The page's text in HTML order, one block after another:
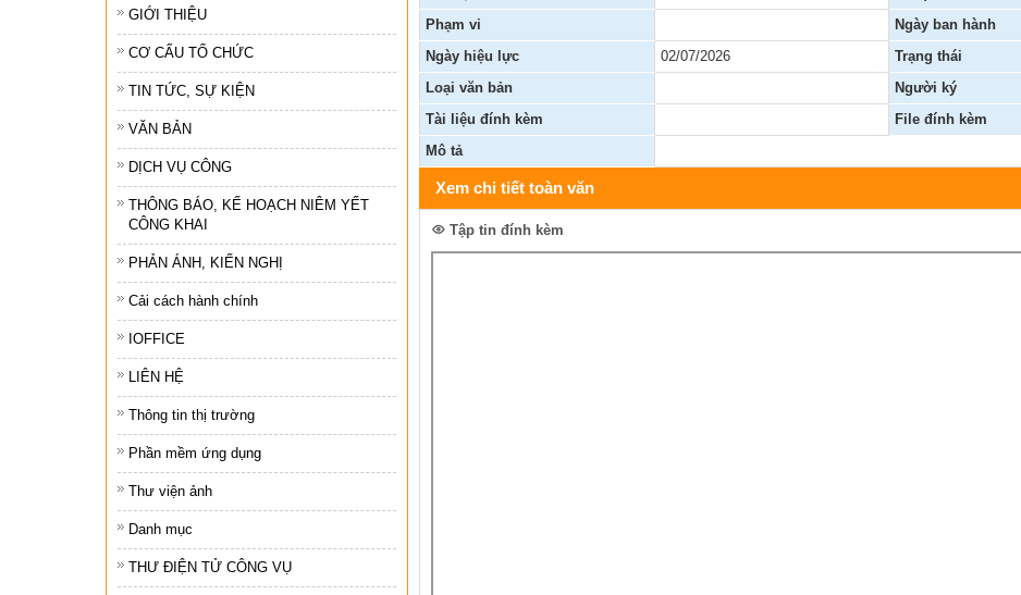
Tổ chức khác
Đảng ủy xã
Ủy ban kiểm tra Đảng ủy
Ban xây dựng đảng
Chiến lược, kế hoạch, quy hoạch
Chương trình công tác, giấy mời
Đảng ủy xã
Chứng khoán
Phạm vi
Ngày ban hành
Ngày hiệu lực
02/07/2026 Trạng thái
Loại văn bản
Người ký
Tài liệu đính kèm
File đính kèm
Mô tả
Xem chi tiết toàn văn
Tập tin đính kèm
GIỚI THIỆU
CƠ CẤU TỔ CHỨC
TIN TỨC, SỰ KIỆN
VĂN BẢN
DỊCH VỤ CÔNG
THÔNG BÁO, KẾ HOẠCH NIÊM YẾT
CÔNG KHAI
PHẢN ÁNH, KIẾN NGHỊ
Cải cách hành chính
IOFFICE
LIÊN HỆ
Thông tin thị trường
Phần mềm ứng dụng
Thư viện ảnh
Danh mục
THƯ ĐIỆN TỬ CÔNG VỤ